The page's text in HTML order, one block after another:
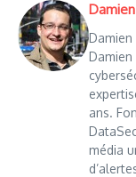
ans.
média